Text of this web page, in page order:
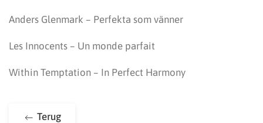
Anders Glenmark – Perfekta som vänner
Les Innocents – Un monde parfait
Within Temptation – In Perfect Harmony
Terug